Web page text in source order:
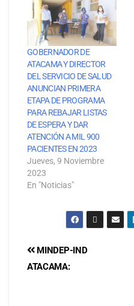
GOBERNADOR DE
ATACAMA Y DIRECTOR
DEL SERVICIO DE SALUD
ANUNCIAN PRIMERA
ETAPA DE PROGRAMA
PARA REBAJAR LISTAS
DE ESPERA Y DAR
ATENCIÓN A MIL 900
PACIENTES EN 2023
Jueves, 9 Noviembre
2023
En "Noticias"
MINDEP-IND
ATACAMA: